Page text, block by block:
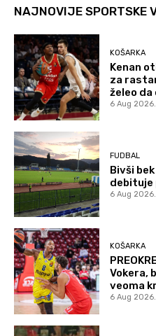
NAJNOVIJE SPORTSKE
KOŠARKA
Kenan
za
želeo
6 Aug
FUDBAL
Bivši
debituje
6 Aug
KOŠARKA
Vokera,
veoma
6 Aug